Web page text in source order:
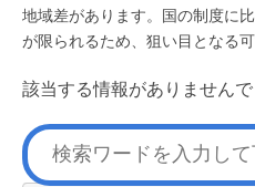
地域差があります。国の制度に
が限られるため、狙い目となる可
該当する情報がありませんで